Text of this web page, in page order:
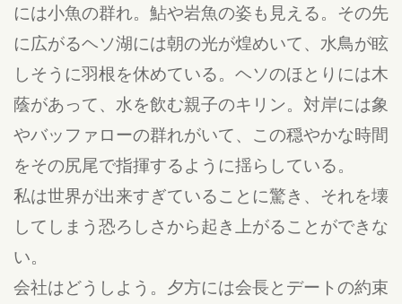
には小魚の群れ。鮎や岩魚の姿も見える。その先
に広がるヘソ湖には朝の光が煌めいて、水鳥が眩
しそうに羽根を休めている。ヘソのほとりには木
蔭があって、水を飲む親子のキリン。対岸には象
やバッファローの群れがいて、この穏やかな時間
をその尻尾で指揮するように揺らしている。
私は世界が出来すぎていることに驚き、それを壊
してしまう恐ろしさから起き上がることができな
い。
会社はどうしよう。夕方には会長とデートの約束